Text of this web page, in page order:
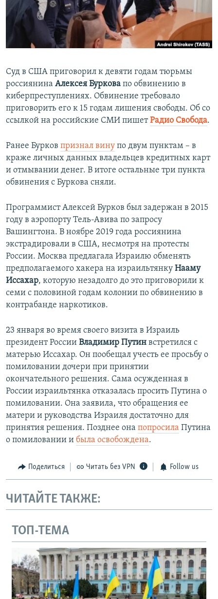
ПОБЕДИТЕЛЕЙ НЕ СУДЯТ?
КРЫМ.НЕПОКОРЕННЫЙ
ELIFBE
ПРИСОЕДИНЯЙТЕСЬ!
Все сайты RFE/RL
Суд в США приговорил к девяти годам тюрьмы
россиянина Алексея Буркова по обвинению в
киберпреступлениях. Обвинение требовало
приговорить его к 15 годам лишения свободы. Об со
ссылкой на российские СМИ пишетРадио Свобода.
Ранее Бурков признал вину по двум пунктам – в
краже личных данных владельцев кредитных карт
и отмывании денег. В итоге остальные три пункта
обвинения с Буркова сняли.
Программист Алексей Бурков был задержан в 2015
году в аэропорту Тель-Авива по запросу
Вашингтона. В ноябре 2019 года россиянина
экстрадировали в США, несмотря на протесты
России. Москва предлагала Израилю обменять
предполагаемого хакера на израильтянку Нааму
Иссахар, которую незадолго до это приговорили к
семи с половиной годам колонии по обвинению в
контрабанде наркотиков.
23 января во время своего визита в Израиль
президент России Владимир Путин встретился с
матерью Иссахар. Он пообещал учесть ее просьбу о
помиловании дочери при принятии
окончательного решения. Сама осужденная в
России израильтянка отказалась просить Путина о
помиловании. Она заявила, что обращения ее
матери и руководства Израиля достаточно для
принятия решения. Позднее она попросила Путина
о помиловании и была освобождена.
Поделиться Читать без VPN Follow us
ЧИТАЙТЕ ТАКЖЕ:
ТОП-ТЕМА